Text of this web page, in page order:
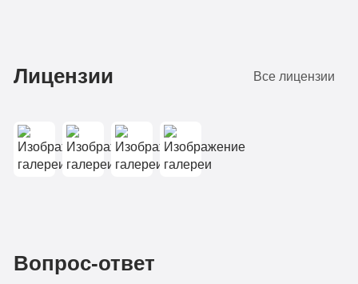
Лицензии Все лицензии
Вопрос-ответ